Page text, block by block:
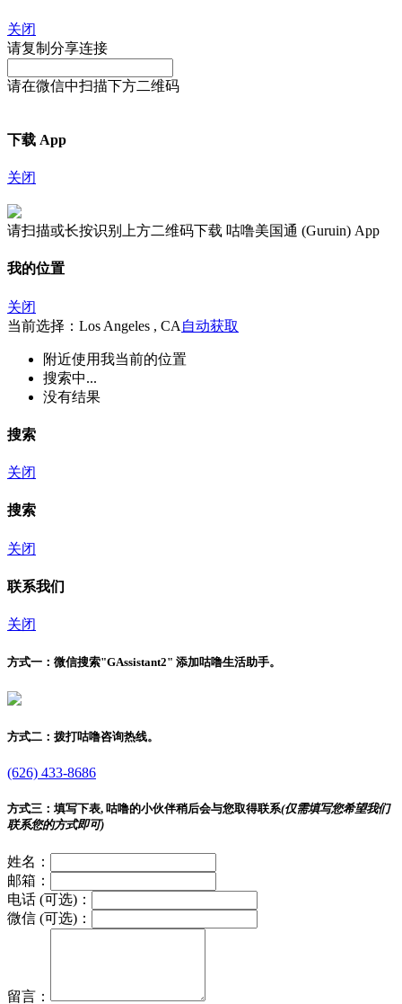
关闭
请复制分享连接
请在微信中扫描下方二维码
下载 App
关闭
请扫描或长按识别上方二维码下载 咕噜美国通 (Guruin) App
我的位置
关闭
当前选择：Los Angeles , CA 自动获取
附近使用我当前的位置
搜索中...
没有结果
搜索
关闭
搜索
关闭
联系我们
关闭
方式一： 微信搜索"GAssistant2" 添加咕噜生活助手。
方式二： 拨打咕噜咨询热线。
(626) 433-8686
方式三： 填写下表, 咕噜的小伙伴稍后会与您取得联系(仅需填写您希望我们
联系您的方式即可)
姓名：
邮箱：
电话 (可选)：
微信 (可选)：
留言：